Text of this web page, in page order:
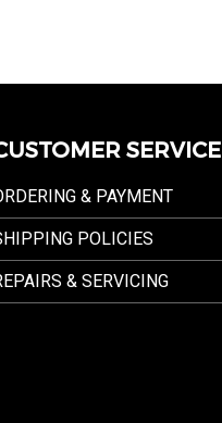
SERVICE
& PAYMENT
POLICIES
& SERVICING